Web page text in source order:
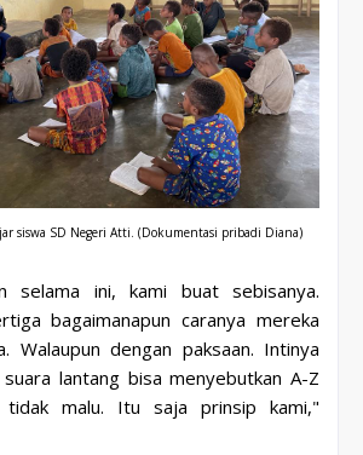
siswa SD Negeri Atti. (Dokumentasi pribadi Diana)
selama ini, kami buat sebisanya.
bagaimanapun caranya mereka
Walaupun dengan paksaan. Intinya
lantang bisa menyebutkan A-Z
malu. Itu saja prinsip kami,"